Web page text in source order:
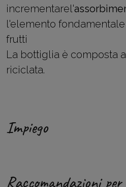
incrementarel'
l'elemento
frutti
La bottiglia è composta
riciclata.
Impiego
Raccomandazioni per